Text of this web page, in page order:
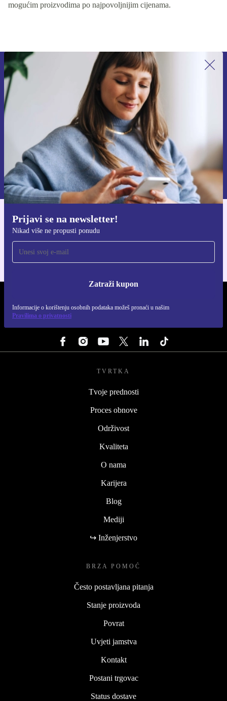
mogućim proizvodima po najpovoljnijim cijenama.
Prijavi se na newsletter!
Nikad više ne propusti ponudu
Zatraži kupon
Informacije o korištenju osobnih podataka možeš pronaći u našim
Pravilima o privatnosti
Prijavi se na newsletter!
Nikad više ne propusti ponudu.
Zatraži kupon
Informacije o korištenju osobnih podataka možeš pronaći u našim
Pravilima privatnosti.
Preuzmi refurbed aplikaciju
Za iOS i Android
TVRTKA
Tvoje prednosti
Proces obnove
Održivost
Kvaliteta
O nama
Karijera
Blog
Mediji
↪ Inženjerstvo
BRZA POMOĆ
Često postavljana pitanja
Stanje proizvoda
Povrat
Uvjeti jamstva
Kontakt
Postani trgovac
Status dostave